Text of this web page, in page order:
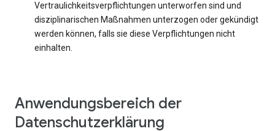
Vertraulichkeitsverpflichtungen unterworfen sind und
disziplinarischen Maßnahmen unterzogen oder gekündigt
werden können, falls sie diese Verpflichtungen nicht
einhalten.
Anwendungsbereich der
Datenschutzerklärung